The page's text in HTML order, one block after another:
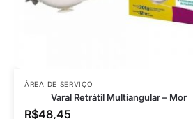
ÁREA DE SERVIÇO
Varal Retrátil Multiangular – Mor
R$48,45